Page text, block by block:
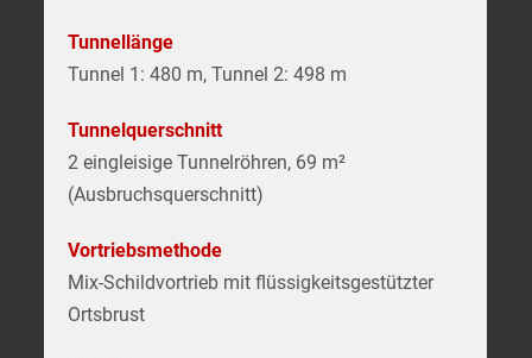
Tunnellänge
Tunnel 1: 480 m, Tunnel 2: 498 m
Tunnelquerschnitt
2 eingleisige Tunnelröhren, 69 m²
(Ausbruchsquerschnitt)
Vortriebsmethode
Mix-Schildvortrieb mit flüssigkeitsgestützter
Ortsbrust